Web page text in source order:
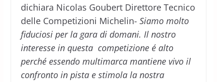
dichiara Nicolas Goubert Direttore Tecnico
delle Competizioni Michelin- Siamo molto
fiduciosi per la gara di domani. Il nostro
interesse in questa competizione é alto
perché essendo multimarca mantiene vivo il
confronto in pista e stimola la nostra